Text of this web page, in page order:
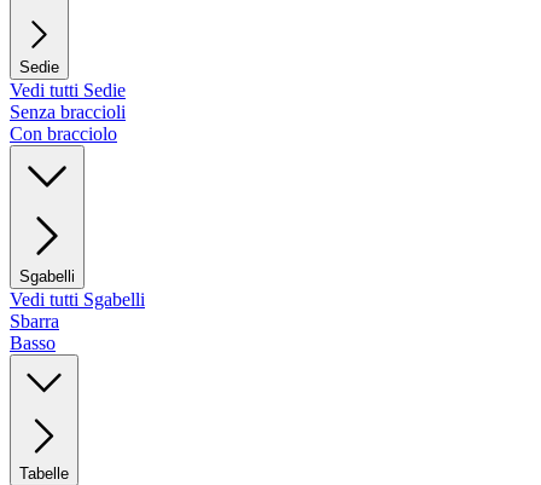
Sedie
Vedi tutti Sedie
Senza braccioli
Con bracciolo
Sgabelli
Vedi tutti Sgabelli
Sbarra
Basso
Tabelle